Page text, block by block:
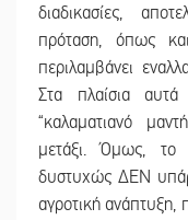
διαδικασίες,
πρόταση, όπως
περιλαμβάνει
Στα πλαίσια
“καλαματιανό
μετάξι. Όμως,
δυστυχώς ΔΕΝ
αγροτική